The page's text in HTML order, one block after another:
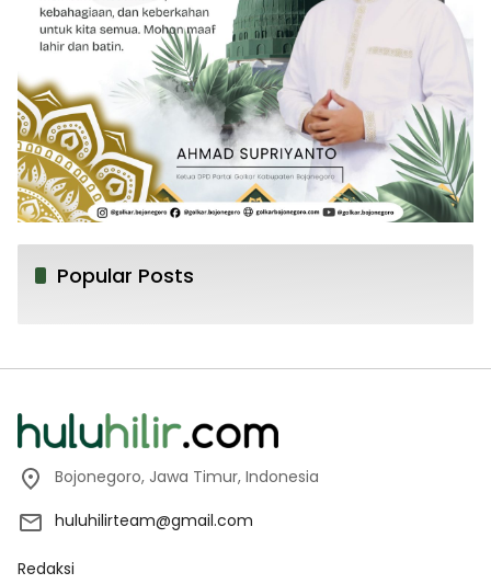
Popular Posts
Bojonegoro, Jawa Timur, Indonesia
huluhilirteam@gmail.com
Redaksi